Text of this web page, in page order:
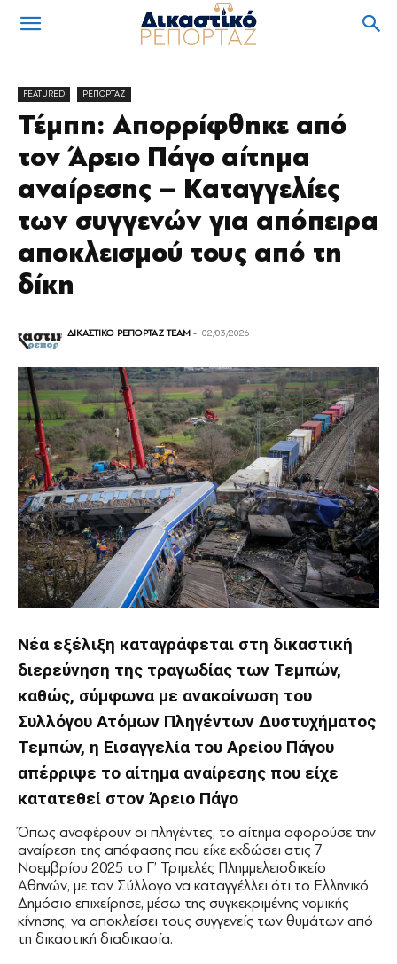
FEATURED ΡΕΠΟΡΤΑΖ
Τέμπη: Απορρίφθηκε από
τον Άρειο Πάγο αίτημα
αναίρεσης – Καταγγελίες
των συγγενών για απόπειρα
αποκλεισμού τους από τη
δίκη
ΔΙΚΑΣΤΙΚΟ ΡΕΠΟΡΤΑΖ TEAM - 02/03/2026
Νέα εξέλιξη καταγράφεται στη δικαστική
διερεύνηση της τραγωδίας των Τεμπών,
καθώς, σύμφωνα με ανακοίνωση του
Συλλόγου Ατόμων Πληγέντων Δυστυχήματος
Τεμπών, η Εισαγγελία του Αρείου Πάγου
απέρριψε το αίτημα αναίρεσης που είχε
κατατεθεί στον Άρειο Πάγο
Όπως αναφέρουν οι πληγέντες, το αίτημα αφορούσε την
αναίρεση της απόφασης που είχε εκδώσει στις 7
Νοεμβρίου 2025 το Γ’ Τριμελές Πλημμελειοδικείο
Αθηνών, με τον Σύλλογο να καταγγέλλει ότι το Ελληνικό
Δημόσιο επιχείρησε, μέσω της συγκεκριμένης νομικής
κίνησης, να αποκλείσει τους συγγενείς των θυμάτων από
τη δικαστική διαδικασία.